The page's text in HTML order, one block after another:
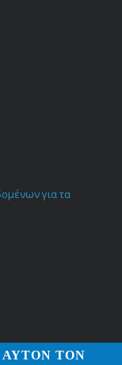
για τα
ΑΥΤΌΝ ΤΟΝ